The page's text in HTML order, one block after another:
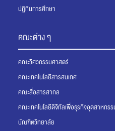
ปฏิทินการศึกษา
คณะต่าง ๆ
คณะวิศวกรรมศาสตร์
คณะเทคโนโลยีสารสนเทศ
คณะสื่อสารสากล
คณะเทคโนโลยีดิจิทัลเพื่อธุรกิจอุตสาหกร
บัณฑิตวิทยาลัย